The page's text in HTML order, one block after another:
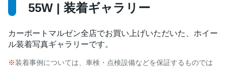
55W | 装着ギャラリー
カーポートマルゼン全店でお買い上げいただいた、ホイー
ル装着写真ギャラリーです。
装着事例については、車検・点検設備などを保証するものでは